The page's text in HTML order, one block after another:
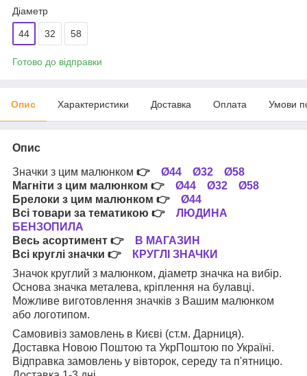
Діаметр
44 32 58
Готово до відправки
Опис Характеристики Доставка Оплата Умови
Опис
Значки з цим малюнком 👉 Ø44 Ø32
Ø58
Магніти з цим малюнком 👉 Ø44 Ø32
Ø58
Брелоки з цим малюнком 👉 Ø44
Всі товари за тематикою 👉 ЛЮДИНА
БЕНЗОПИЛА
Весь асортимент 👉
В МАГАЗИН
Всі круглі значки 👉
КРУГЛІ ЗНАЧКИ
Значок круглий з малюнком, діаметр значка на вибір.
Основа значка металева, кріплення на булавці.
Можливе виготовлення значків з Вашим малюнком
або логотипом.
Самовивіз замовлень в Києві (ст.м. Дарниця).
Доставка Новою Поштою та УкрПоштою по Україні.
Відправка замовлень у вівторок, середу та п'ятницю.